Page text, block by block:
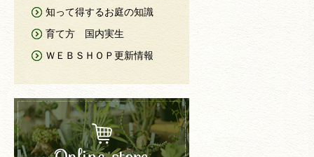
知って得するお庭の知識
育て方 国内実生
ＷＥＢＳＨＯＰ更新情報